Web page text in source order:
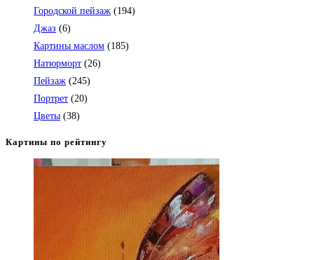
вашем
приложении
Городской пейзаж (194)
Джаз (6)
Картины маслом (185)
Натюрморт (26)
Пейзаж (245)
Портрет (20)
Цветы (38)
Картины по рейтингу